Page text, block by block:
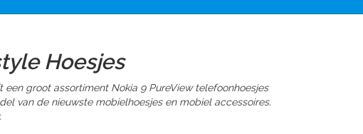
Hoesjes
een groot assortiment Nokia 9 PureView telefoonhoesjes
van de nieuwste mobielhoesjes en mobiel accessoires.